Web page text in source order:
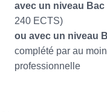
avec un niveau Bac
240 ECTS)
ou avec un niveau
complété par au
professionnelle